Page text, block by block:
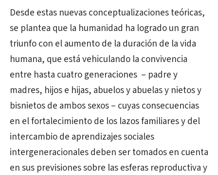
Desde estas nuevas conceptualizaciones teóricas,
se plantea que la humanidad ha logrado un gran
triunfo con el aumento de la duración de la vida
humana, que está vehiculando la convivencia
entre hasta cuatro generaciones – padre y
madres, hijos e hijas, abuelos y abuelas y nietos y
bisnietos de ambos sexos – cuyas consecuencias
en el fortalecimiento de los lazos familiares y del
intercambio de aprendizajes sociales
intergeneracionales deben ser tomados en cuenta
en sus previsiones sobre las esferas reproductiva y